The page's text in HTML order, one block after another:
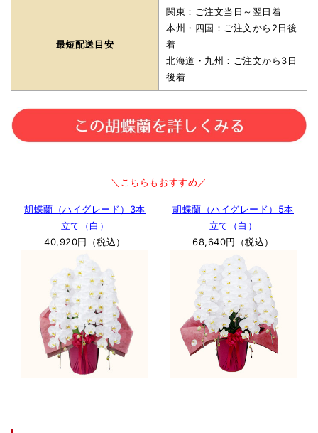
最短配送目安
関東：ご注文当日～翌日着
本州・四国：ご注文から2日後
着
北海道・九州：ご注文から3日
後着
＼こちらもおすすめ／
胡蝶蘭（ハイグレード）3本
立て（白）
40,920円（税込）
胡蝶蘭（ハイグレード）5本
立て（白）
68,640円（税込）